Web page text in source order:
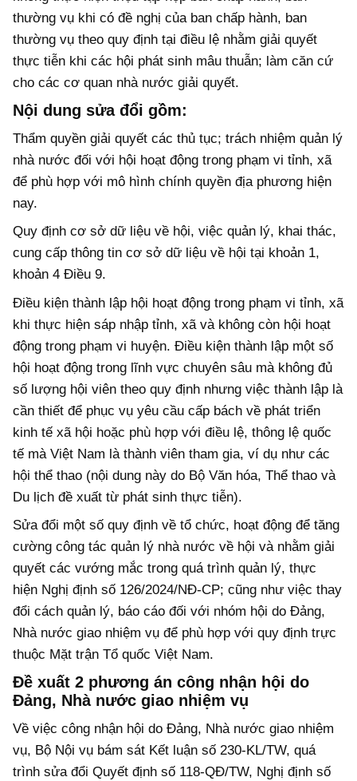
thường vụ khi có đề nghị của ban chấp hành, ban
thường vụ theo quy định tại điều lệ nhằm giải quyết
thực tiễn khi các hội phát sinh mâu thuẫn; làm căn cứ
cho các cơ quan nhà nước giải quyết.
Nội dung sửa đổi gồm:
Thẩm quyền giải quyết các thủ tục; trách nhiệm quản lý
nhà nước đối với hội hoạt động trong phạm vi tỉnh, xã
để phù hợp với mô hình chính quyền địa phương hiện
nay.
Quy định cơ sở dữ liệu về hội, việc quản lý, khai thác,
cung cấp thông tin cơ sở dữ liệu về hội tại khoản 1,
khoản 4 Điều 9.
Điều kiện thành lập hội hoạt động trong phạm vi tỉnh, xã
khi thực hiện sáp nhập tỉnh, xã và không còn hội hoạt
động trong phạm vi huyện. Điều kiện thành lập một số
hội hoạt động trong lĩnh vực chuyên sâu mà không đủ
số lượng hội viên theo quy định nhưng việc thành lập là
cần thiết để phục vụ yêu cầu cấp bách về phát triển
kinh tế xã hội hoặc phù hợp với điều lệ, thông lệ quốc
tế mà Việt Nam là thành viên tham gia, ví dụ như các
hội thể thao (nội dung này do Bộ Văn hóa, Thể thao và
Du lịch đề xuất từ phát sinh thực tiễn).
Sửa đổi một số quy định về tổ chức, hoạt động để tăng
cường công tác quản lý nhà nước về hội và nhằm giải
quyết các vướng mắc trong quá trình quản lý, thực
hiện Nghị định số 126/2024/NĐ-CP; cũng như việc thay
đổi cách quản lý, báo cáo đối với nhóm hội do Đảng,
Nhà nước giao nhiệm vụ để phù hợp với quy định trực
thuộc Mặt trận Tổ quốc Việt Nam.
Đề xuất 2 phương án công nhận hội do
Đảng, Nhà nước giao nhiệm vụ
Về việc công nhận hội do Đảng, Nhà nước giao nhiệm
vụ, Bộ Nội vụ bám sát Kết luận số 230-KL/TW, quá
trình sửa đổi Quyết định số 118-QĐ/TW, Nghị định số